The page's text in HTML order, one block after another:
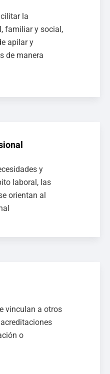
la
familiar y social,
apilar y
de manera
y
laboral, las
orientan al
vinculan a otros
o